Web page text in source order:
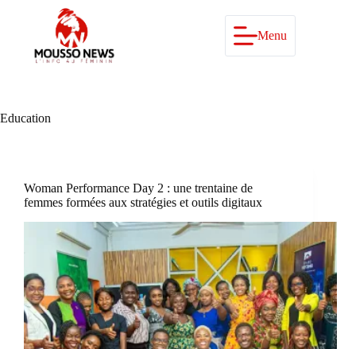
Menu
Education
Woman Performance Day 2 : une trentaine de
femmes formées aux stratégies et outils digitaux